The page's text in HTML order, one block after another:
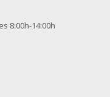
8:00h-14:00h